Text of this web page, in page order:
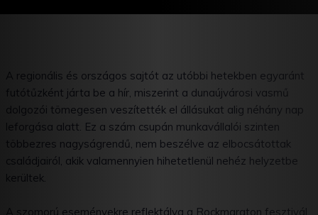
A regionális és országos sajtót az utóbbi hetekben egyaránt
futótűzként járta be a hír, miszerint a dunaújvárosi vasmű
dolgozói tömegesen veszítették el állásukat alig néhány nap
leforgása alatt. Ez a szám csupán munkavállalói szinten
többezres nagyságrendű, nem beszélve az elbocsátottak
családjairól, akik valamennyien hihetetlenül nehéz helyzetbe
kerültek.
A szomorú eseményekre reflektálva a Rockmaraton fesztivál